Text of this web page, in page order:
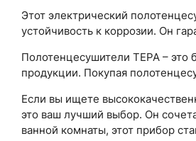
Этот электрический
устойчивость к коррозии. Он
Полотенцесушители ТЕРА – это
продукции. Покупая
Если вы ищете
это ваш лучший выбор. Он
ванной комнаты, этот прибор